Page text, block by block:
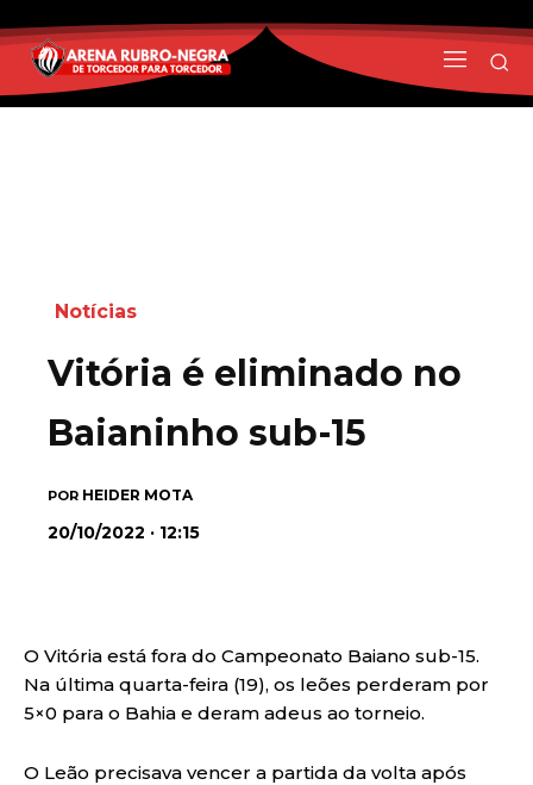
Notícias
Vitória é eliminado no
Baianinho sub-15
POR HEIDER MOTA
20/10/2022 · 12:15
O Vitória está fora do Campeonato Baiano sub-15.
Na última quarta-feira (19), os leões perderam por
5×0 para o Bahia e deram adeus ao torneio.
O Leão precisava vencer a partida da volta após